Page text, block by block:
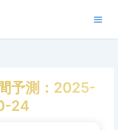
予測：2025-
24